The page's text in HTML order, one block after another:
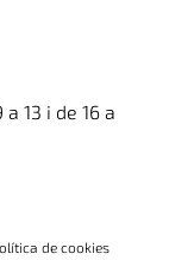
13 i de 16 a
de cookies